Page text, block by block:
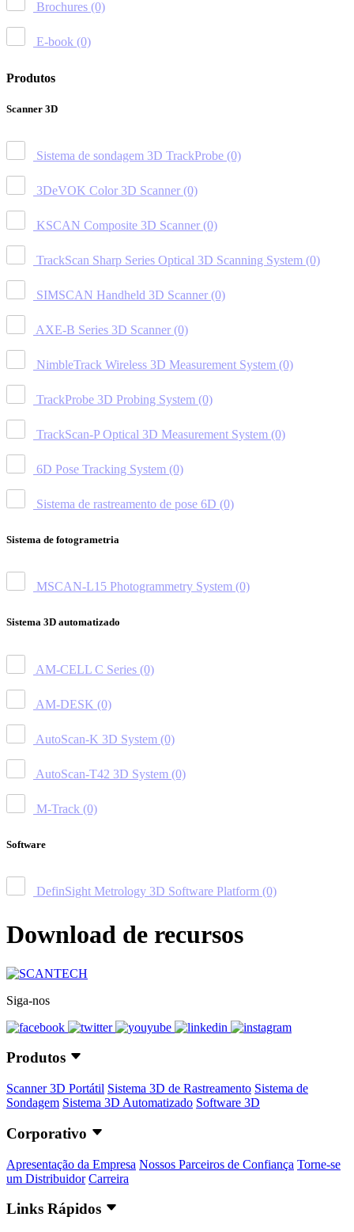
Brochures (0)
E-book (0)
Produtos
Scanner 3D
Sistema de sondagem 3D TrackProbe (0)
3DeVOK Color 3D Scanner (0)
KSCAN Composite 3D Scanner (0)
TrackScan Sharp Series Optical 3D Scanning System (0)
SIMSCAN Handheld 3D Scanner (0)
AXE-B Series 3D Scanner (0)
NimbleTrack Wireless 3D Measurement System (0)
TrackProbe 3D Probing System (0)
TrackScan-P Optical 3D Measurement System (0)
6D Pose Tracking System (0)
Sistema de rastreamento de pose 6D (0)
Sistema de fotogrametria
MSCAN-L15 Photogrammetry System (0)
Sistema 3D automatizado
AM-CELL C Series (0)
AM-DESK (0)
AutoScan-K 3D System (0)
AutoScan-T42 3D System (0)
M-Track (0)
Software
DefinSight Metrology 3D Software Platform (0)
Download de recursos
Siga-nos
Produtos
Scanner 3D Portátil Sistema 3D de Rastreamento Sistema de
Sondagem Sistema 3D Automatizado Software 3D
Corporativo
Apresentação da Empresa Nossos Parceiros de Confiança Torne-se
um Distribuidor Carreira
Links Rápidos